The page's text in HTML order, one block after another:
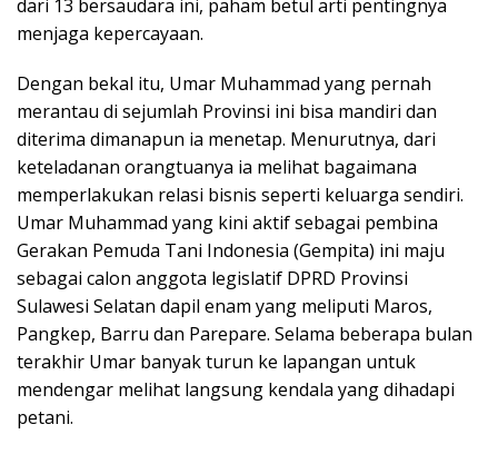
dari 13 bersaudara ini, paham betul arti pentingnya
menjaga kepercayaan.
Dengan bekal itu, Umar Muhammad yang pernah
merantau di sejumlah Provinsi ini bisa mandiri dan
diterima dimanapun ia menetap. Menurutnya, dari
keteladanan orangtuanya ia melihat bagaimana
memperlakukan relasi bisnis seperti keluarga sendiri.
Umar Muhammad yang kini aktif sebagai pembina
Gerakan Pemuda Tani Indonesia (Gempita) ini maju
sebagai calon anggota legislatif DPRD Provinsi
Sulawesi Selatan dapil enam yang meliputi Maros,
Pangkep, Barru dan Parepare. Selama beberapa bulan
terakhir Umar banyak turun ke lapangan untuk
mendengar melihat langsung kendala yang dihadapi
petani.